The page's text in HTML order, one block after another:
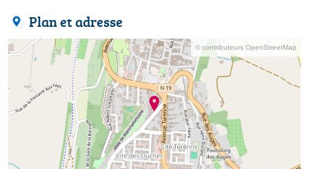
Plan et adresse
© contributeurs OpenStreetMap